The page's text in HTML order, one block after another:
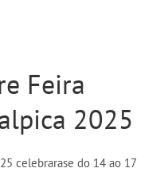
Feira
2025
celebrarase do 14 ao 17